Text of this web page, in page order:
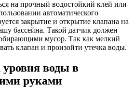
на прочный водостойкий клей или
автоматического
закрытие и открытие клапана на
бассейна. Такой датчик должен
мусор. Так как мелкий
клапан и произойти утечка воды.
воды в
руками